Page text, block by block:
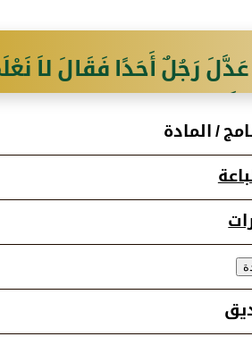
رَجُلٌ أَحَدًا فَقَالَ لاَ
خَيْرًا
/ المادة